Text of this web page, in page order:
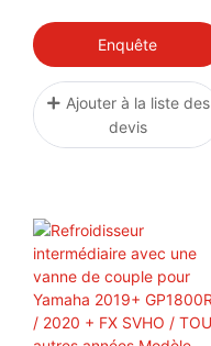
VXS VX CRUISER HO
1.8L YAMAHA-04S
2011+
Enquête
Ajouter à la liste des
devis